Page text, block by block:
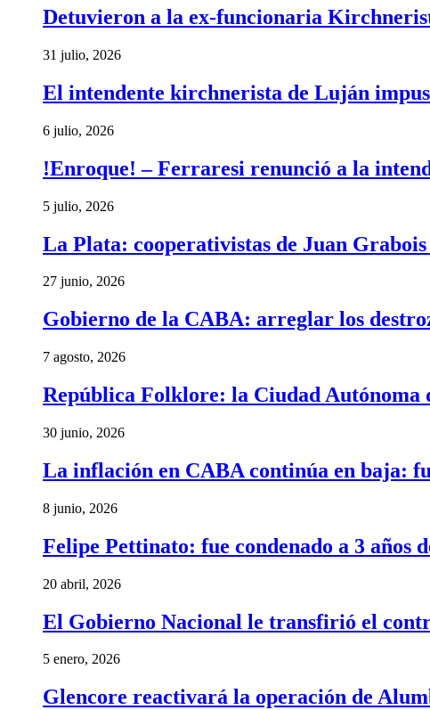
Detuvieron a la ex-funcionaria
31 julio, 2026
El intendente kirchnerista de Luján
6 julio, 2026
!Enroque! – Ferraresi renunció a la
5 julio, 2026
La Plata: cooperativistas de Juan
27 junio, 2026
Gobierno de la CABA: arreglar los
7 agosto, 2026
República Folklore: la Ciudad Autónoma
30 junio, 2026
La inflación en CABA continúa en baja:
8 junio, 2026
Felipe Pettinato: fue condenado a 3 años
20 abril, 2026
El Gobierno Nacional le transfirió el
5 enero, 2026
Glencore reactivará la operación de